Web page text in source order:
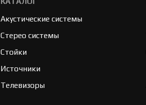
Акустические системы
Стерео системы
Стойки
Источники
Телевизоры